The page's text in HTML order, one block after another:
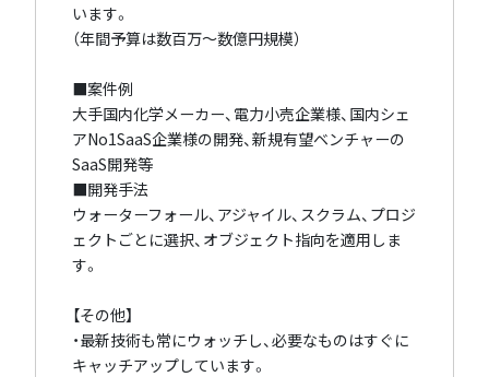
います。
（年間予算は数百万〜数億円規模）
■案件例
大手国内化学メーカー、電力小売企業様、国内シェ
アNo1SaaS企業様の開発、新規有望ベンチャーの
SaaS開発等
■開発手法
ウォーターフォール、アジャイル、スクラム、プロジ
ェクトごとに選択、オブジェクト指向を適用しま
す。
【その他】
・最新技術も常にウォッチし、必要なものはすぐに
キャッチアップしています。